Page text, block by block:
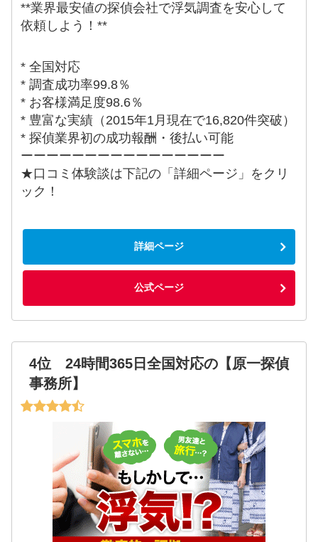
**業界最安値の探偵会社で浮気調査を安心して
依頼しよう！**
* 全国対応
* 調査成功率99.8％
* お客様満足度98.6％
* 豊富な実績（2015年1月現在で16,820件突破）
* 探偵業界初の成功報酬・後払い可能
ーーーーーーーーーーーーーーーー
★口コミ体験談は下記の「詳細ページ」をクリ
ック！
詳細ページ
公式ページ
4位 24時間365日全国対応の【原一探偵
事務所】